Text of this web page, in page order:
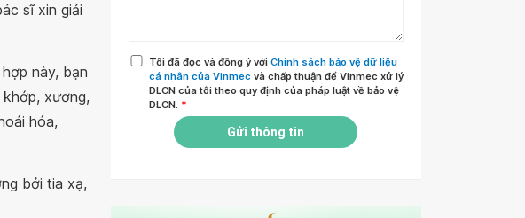
sĩ xin giải
này, bạn
xương,
hóa,
bởi tia xạ,
Tôi đã đọc và đồng ý với Chính sách bảo vệ dữ liệu
cá nhân của Vinmec và chấp thuận để Vinmec xử lý
DLCN của tôi theo quy định của pháp luật về bảo vệ
DLCN. *
Gửi thông tin